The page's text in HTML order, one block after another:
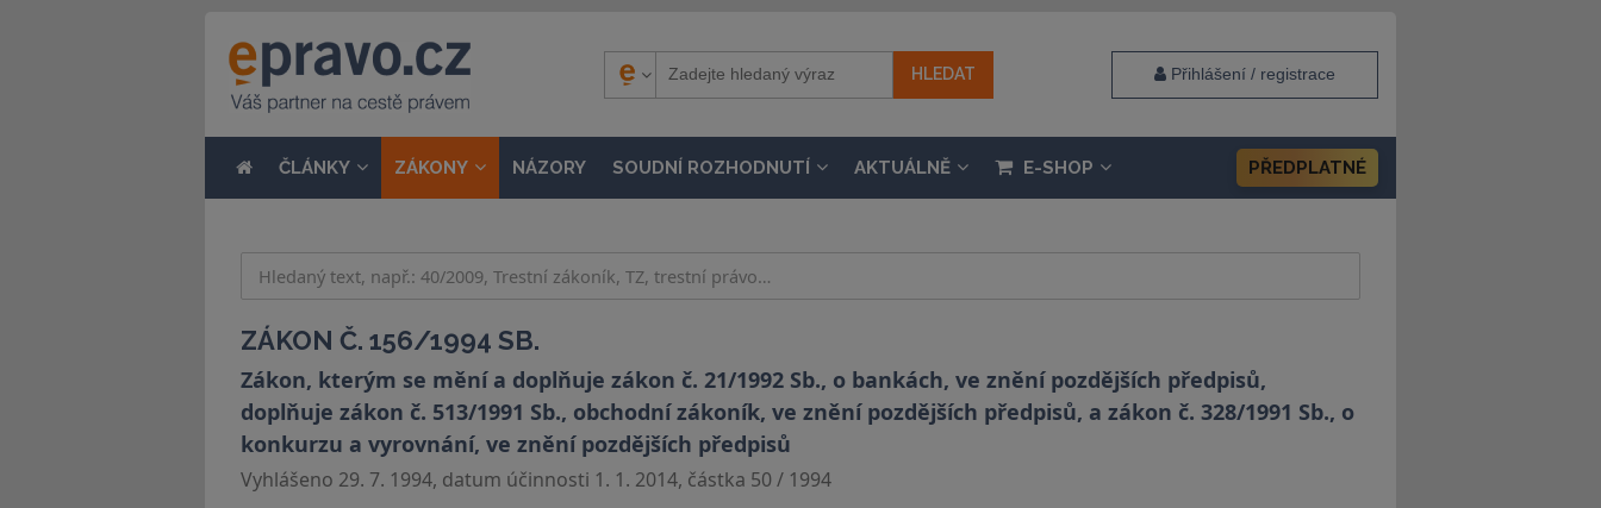
Přihlášení / registrace
ČLÁNKY ZÁKONY NÁZORY SOUDNÍ ROZHODNUTÍ AKTUÁLNĚ E-SHOP PŘEDPLATNÉ
ZÁKON Č. 156/1994 SB.
Zákon, kterým se mění a doplňuje zákon č. 21/1992 Sb., o bankách, ve znění pozdějších předpisů,
doplňuje zákon č. 513/1991 Sb., obchodní zákoník, ve znění pozdějších předpisů, a zákon č. 328/1991 Sb., o
konkurzu a vyrovnání, ve znění pozdějších předpisů
Vyhlášeno 29. 7. 1994, datum účinnosti 1. 1. 2014, částka 50 / 1994